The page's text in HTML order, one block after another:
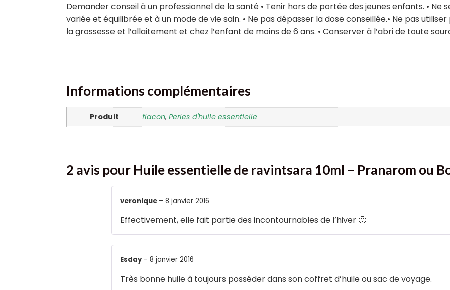
Demander conseil à un professionnel de la santé • Tenir hors de portée des jeunes enfants. • Ne
variée et équilibrée et à un mode de vie sain. • Ne pas dépasser la dose conseillée.• Ne pas
la grossesse et l’allaitement et chez l’enfant de moins de 6 ans. • Conserver à l’abri de toute
Informations complémentaires
Produit flacon, Perles d'huile essentielle
2 avis pour Huile essentielle de ravintsara 10ml – Pranarom ou
veronique – 8 janvier 2016
Effectivement, elle fait partie des incontournables de l’hiver 🙂
Esday– 8 janvier 2016
Très bonne huile à toujours posséder dans son coffret d’huile ou sac de voyage.